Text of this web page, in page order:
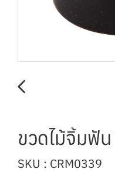
ขวดไม้จิ้มฟัน
SKU : CRM0339